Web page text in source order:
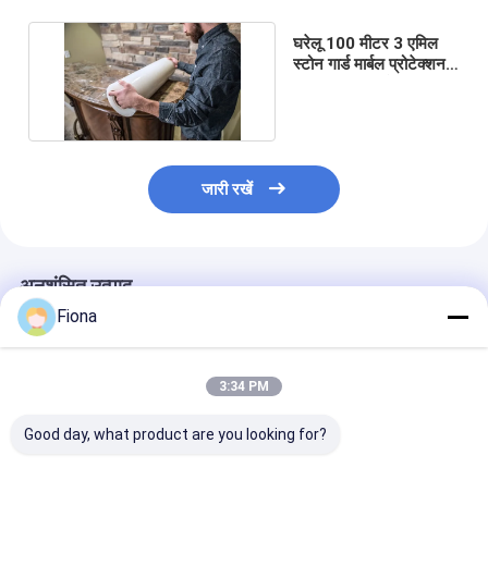
घरेलू 100 मीटर 3 एमिल
स्टोन गार्ड मार्बल प्रोटेक्शन
जारी रखें
अनुशंसित उत्पाद
Fiona
3:34 PM
Good day, what product are you looking for?